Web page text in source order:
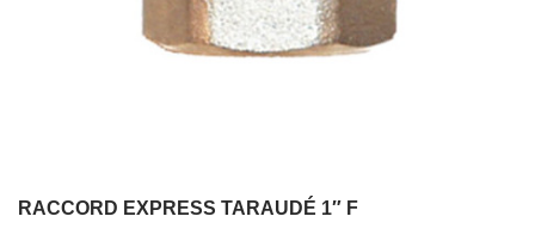
RACCORD EXPRESS TARAUDÉ 1″ F